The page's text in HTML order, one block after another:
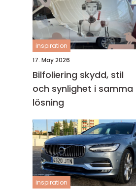
inspiration
17. May 2026
Bilfoliering skydd, stil
och synlighet i samma
lösning
inspiration